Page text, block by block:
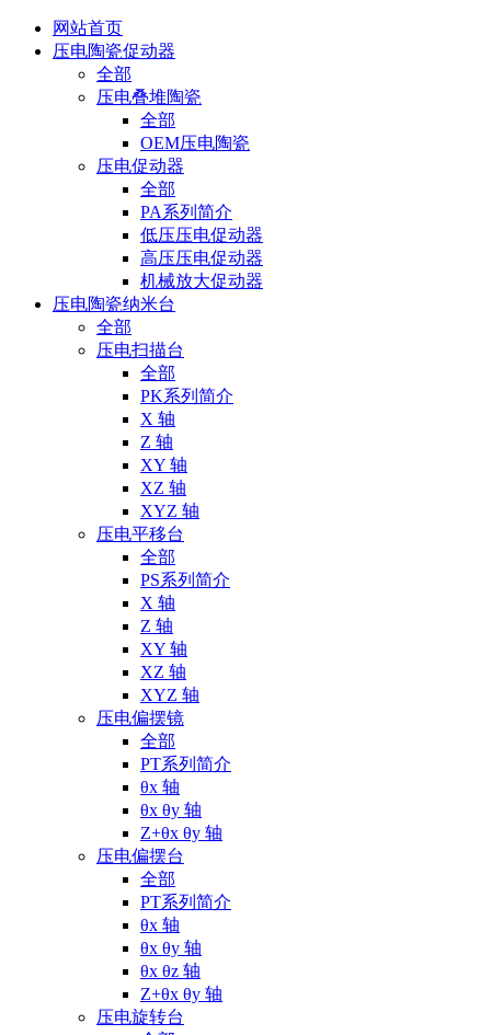
网站首页
压电陶瓷促动器
全部
压电叠堆陶瓷
全部
OEM压电陶瓷
压电促动器
全部
PA系列简介
低压压电促动器
高压压电促动器
机械放大促动器
压电陶瓷纳米台
全部
压电扫描台
全部
PK系列简介
X 轴
Z 轴
XY 轴
XZ 轴
XYZ 轴
压电平移台
全部
PS系列简介
X 轴
Z 轴
XY 轴
XZ 轴
XYZ 轴
压电偏摆镜
全部
PT系列简介
θx 轴
θx θy 轴
Z+θx θy 轴
压电偏摆台
全部
PT系列简介
θx 轴
θx θy 轴
θx θz 轴
Z+θx θy 轴
压电旋转台